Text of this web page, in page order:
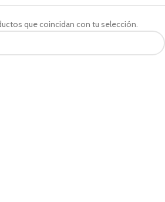
que coincidan con tu selección.